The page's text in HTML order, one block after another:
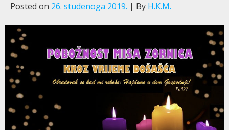
Posted on 26. studenoga 2019. | By H.K.M.